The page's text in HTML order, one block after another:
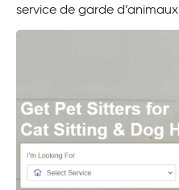
service de garde